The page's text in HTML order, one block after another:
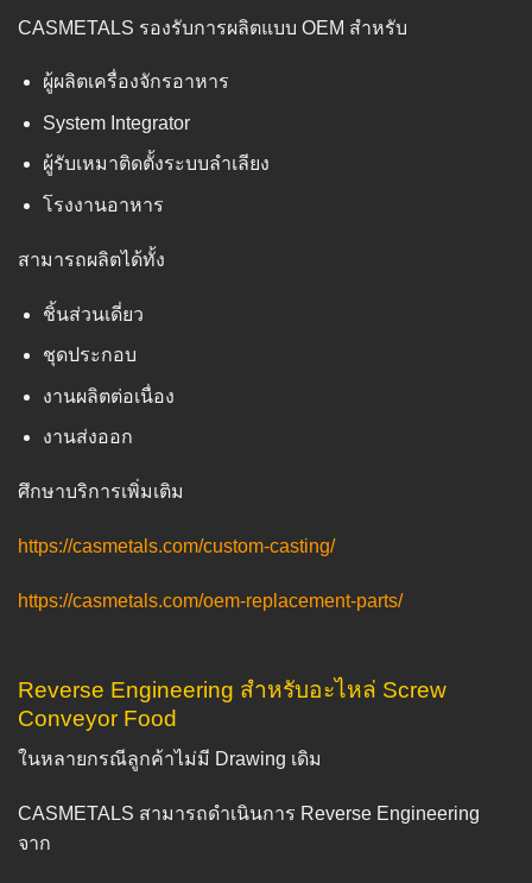
CASMETALS รองรับการผลิตแบบ OEM สำหรับ
ผู้ผลิตเครื่องจักรอาหาร
System Integrator
ผู้รับเหมาติดตั้งระบบลำเลียง
โรงงานอาหาร
สามารถผลิตได้ทั้ง
ชิ้นส่วนเดี่ยว
ชุดประกอบ
งานผลิตต่อเนื่อง
งานส่งออก
ศึกษาบริการเพิ่มเติม
https://casmetals.com/custom-casting/
https://casmetals.com/oem-replacement-parts/
Reverse Engineering สำหรับอะไหล่ Screw
Conveyor Food
ในหลายกรณีลูกค้าไม่มี Drawing เดิม
CASMETALS สามารถดำเนินการ Reverse Engineering
จาก